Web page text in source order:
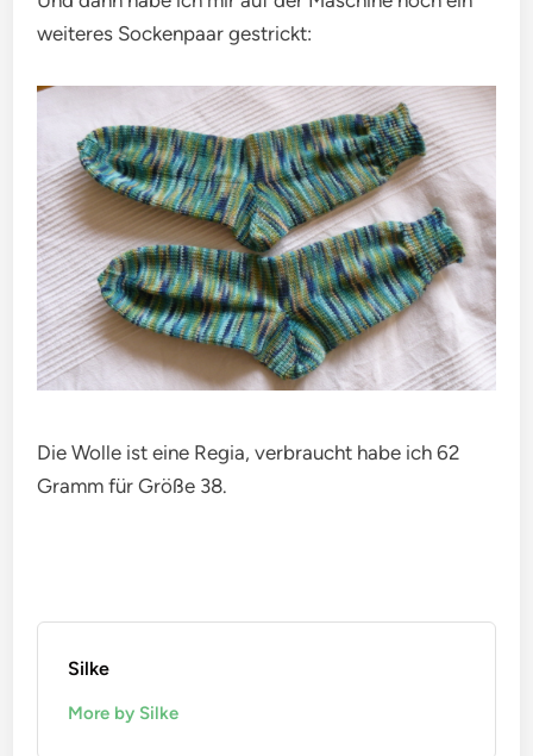
weiteres Sockenpaar gestrickt:
Die Wolle ist eine Regia, verbraucht habe ich 62
Gramm für Größe 38.
Silke
More by Silke